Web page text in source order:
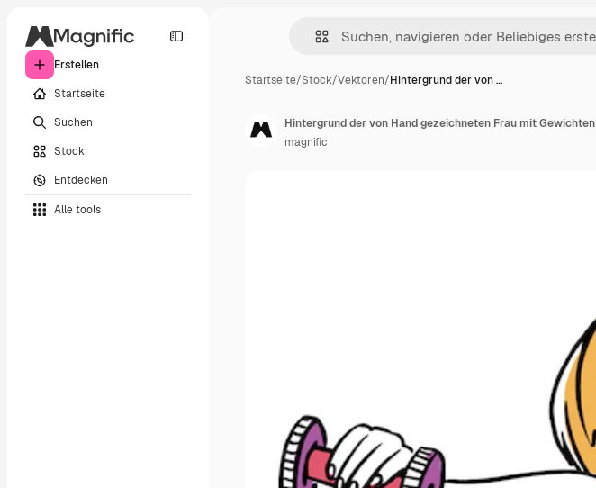
Erstellen
Startseite
Suchen
Stock
Entdecken
Alle tools
Startseite/Stock/Vektoren/Hintergrund der von …
Hintergrund der von Hand gezeichneten Frau mit Gewichten
magnific